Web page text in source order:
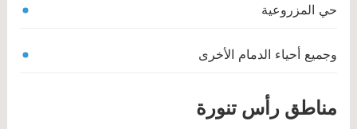
حي المزروعية
وجميع أحياء الدمام الأخرى
مناطق رأس تنورة